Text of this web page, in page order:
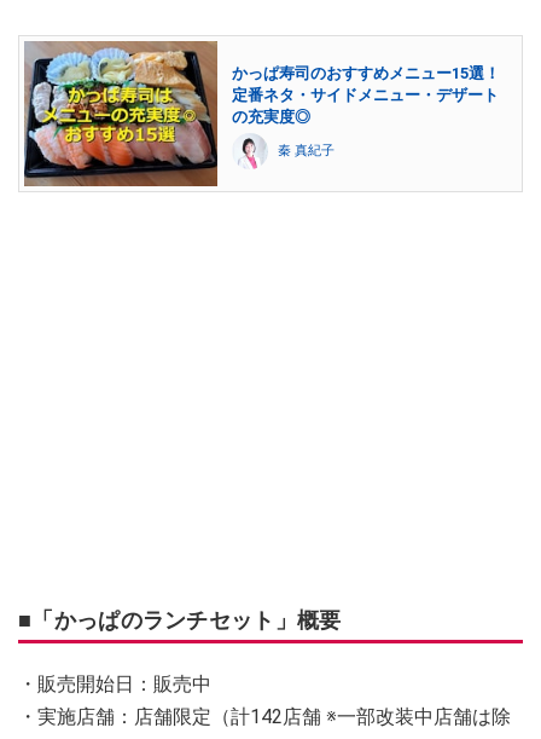
かっぱ寿司のおすすめメニュー15選！
定番ネタ・サイドメニュー・デザート
の充実度◎
秦 真紀子
■「かっぱのランチセット」概要
・販売開始日：販売中
・実施店舗：店舗限定（計142店舗 ※一部改装中店舗は除